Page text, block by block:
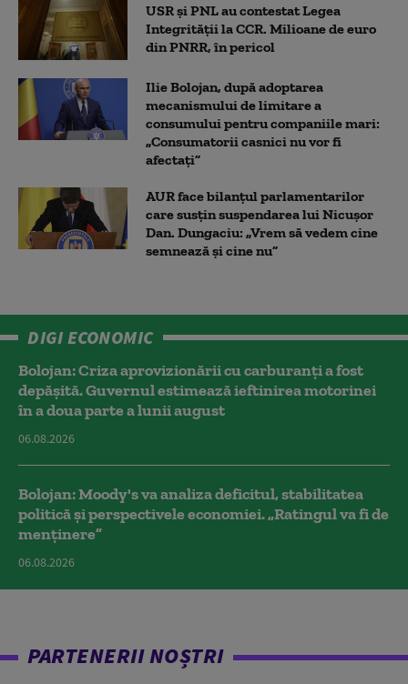
USR și PNL au contestat Legea
Integrității la CCR. Milioane de euro
din PNRR, în pericol
Ilie Bolojan, după adoptarea
mecanismului de limitare a
consumului pentru companiile mari:
„Consumatorii casnici nu vor fi
afectați”
AUR face bilanțul parlamentarilor
care susțin suspendarea lui Nicușor
Dan. Dungaciu: „Vrem să vedem cine
semnează și cine nu”
DIGI ECONOMIC
Bolojan: Criza aprovizionării cu carburanți a fost
depășită. Guvernul estimează ieftinirea motorinei
în a doua parte a lunii august
06.08.2026
Bolojan: Moody's va analiza deficitul, stabilitatea
politică și perspectivele economiei. „Ratingul va fi de
menținere”
06.08.2026
PARTENERII NOȘTRI